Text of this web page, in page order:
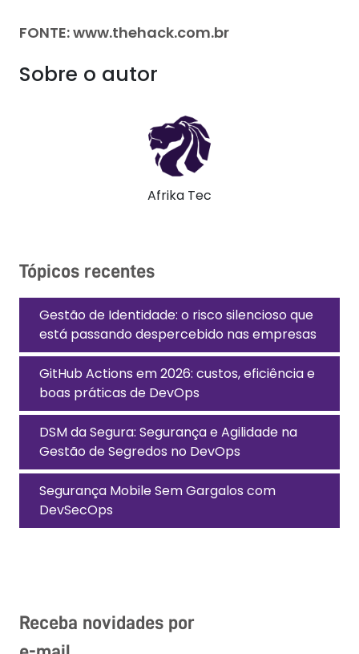
FONTE: www.thehack.com.br
Sobre o autor
Afrika Tec
Tópicos recentes
Gestão de Identidade: o risco silencioso que
está passando despercebido nas empresas
GitHub Actions em 2026: custos, eficiência e
boas práticas de DevOps
DSM da Segura: Segurança e Agilidade na
Gestão de Segredos no DevOps
Segurança Mobile Sem Gargalos com
DevSecOps
Receba novidades por